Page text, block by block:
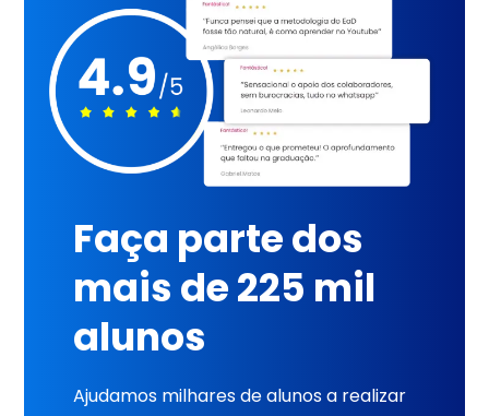
Faça parte dos
mais de 225 mil
alunos
Ajudamos milhares de alunos a realizar